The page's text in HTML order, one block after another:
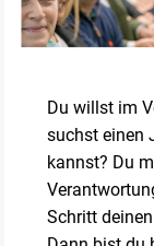
Du willst im
suchst einen
kannst? Du
Schritt